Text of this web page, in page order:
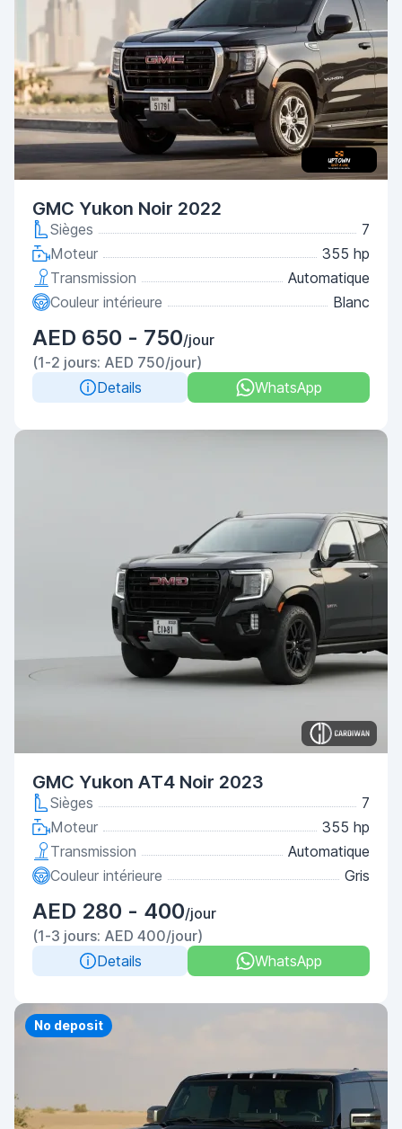
GMC Yukon Noir 2022
Sièges
7
Moteur
355 hp
Transmission
Automatique
Couleur intérieure
Blanc
AED 650 - 750/jour
(1-2 jours: AED 750/jour)
Details
WhatsApp
GMC Yukon AT4 Noir 2023
Sièges
7
Moteur
355 hp
Transmission
Automatique
Couleur intérieure
Gris
AED 280 - 400/jour
(1-3 jours: AED 400/jour)
Details
WhatsApp
No deposit